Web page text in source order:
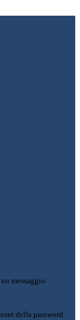
messaggio
della password